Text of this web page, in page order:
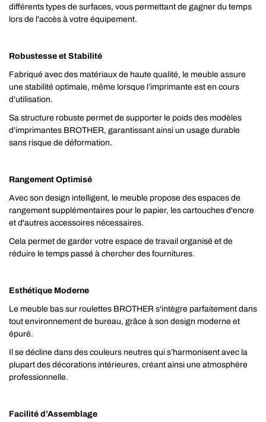
différents types de surfaces, vous permettant de gagner du temps
lors de l'accès à votre équipement.
Robustesse et Stabilité
Fabriqué avec des matériaux de haute qualité, le meuble assure
une stabilité optimale, même lorsque l’imprimante est en cours
d’utilisation.
Sa structure robuste permet de supporter le poids des modèles
d’imprimantes BROTHER, garantissant ainsi un usage durable
sans risque de déformation.
Rangement Optimisé
Avec son design intelligent, le meuble propose des espaces de
rangement supplémentaires pour le papier, les cartouches d'encre
et d'autres accessoires nécessaires.
Cela permet de garder votre espace de travail organisé et de
réduire le temps passé à chercher des fournitures.
Esthétique Moderne
Le meuble bas sur roulettes BROTHER s'intègre parfaitement dans
tout environnement de bureau, grâce à son design moderne et
épuré.
Il se décline dans des couleurs neutres qui s’harmonisent avec la
plupart des décorations intérieures, créant ainsi une atmosphère
professionnelle.
Facilité d’Assemblage